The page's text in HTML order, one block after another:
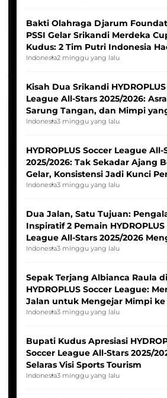
Bakti Olahraga Djarum
PSSI Gelar Srikandi Merdeka
Kudus: 2 Tim Putri Indonesia
Tim Asia
Indonesia2 minggu yang lalu
Kisah Dua Srikandi
League All-Stars 2025/2026:
Sarung Tangan, dan Mimpi
Pernah Padam
Indonesia3 minggu yang lalu
HYDROPLUS Soccer League All-
2025/2026: Tak Sekadar Ajang
Gelar, Konsistensi Jadi Kunci
Indonesia3 minggu yang lalu
Dua Jalan, Satu Tujuan:
Inspiratif 2 Pemain HYDROPLUS
League All-Stars 2025/2026
Seleksi Timnas Indonesia Putri
Indonesia3 minggu yang lalu
Sepak Terjang Albianca Raula di
HYDROPLUS Soccer League:
Jalan untuk Mengejar Mimpi ke
Indonesia Putri
Indonesia3 minggu yang lalu
Bupati Kudus Apresiasi
Soccer League All-Stars 2025/
Selaras Visi Sports Tourism
Indonesia3 minggu yang lalu